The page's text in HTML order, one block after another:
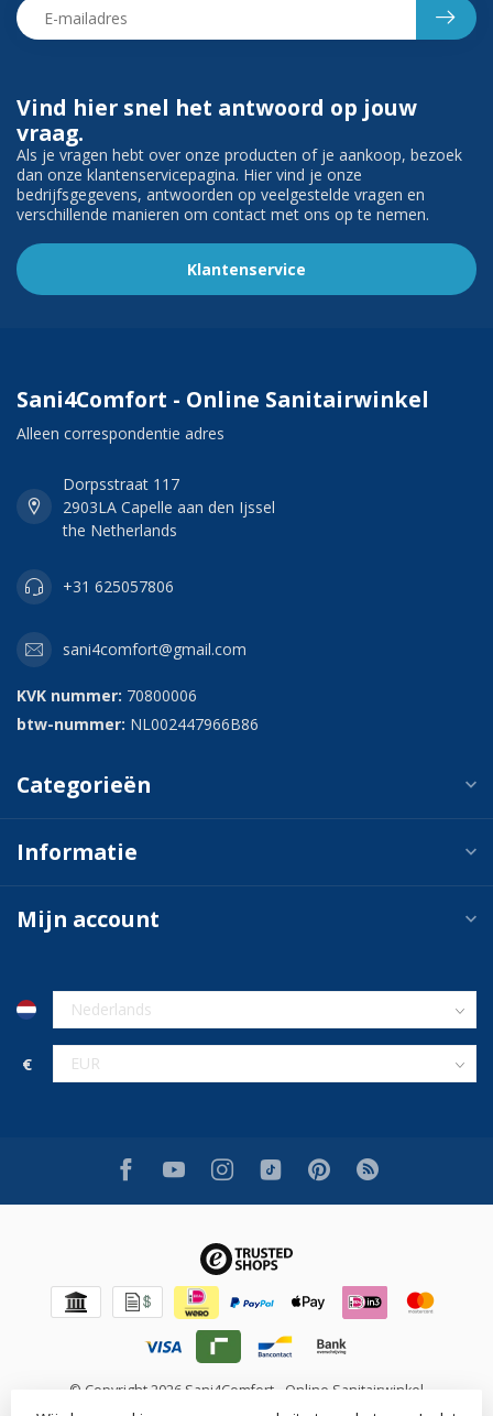
Vind hier snel het antwoord op jouw
vraag.
Als je vragen hebt over onze producten of je aankoop, bezoek
dan onze klantenservicepagina. Hier vind je onze
bedrijfsgegevens, antwoorden op veelgestelde vragen en
verschillende manieren om contact met ons op te nemen.
Klantenservice
Sani4Comfort - Online Sanitairwinkel
Alleen correspondentie adres
Dorpsstraat 117
2903LA Capelle aan den Ijssel
the Netherlands
+31 625057806
sani4comfort@gmail.com
KVK nummer: 70800006
btw-nummer: NL002447966B86
Categorieën
Informatie
Mijn account
€
© Copyright 2026 Sani4Comfort - Online Sanitairwinkel